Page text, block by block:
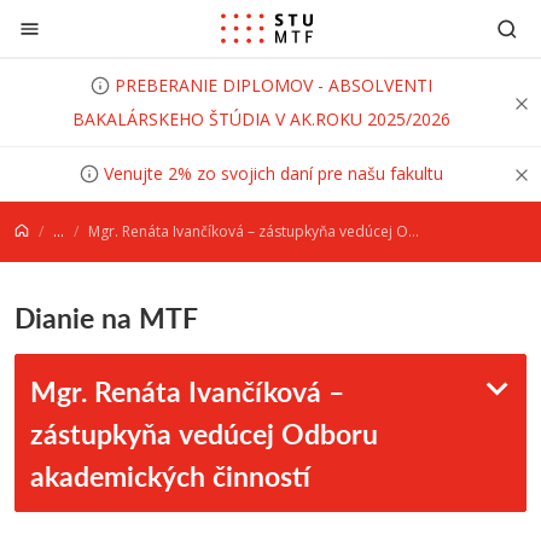
Prejsť na obsah
PREBERANIE DIPLOMOV - ABSOLVENTI
BAKALÁRSKEHO ŠTÚDIA V AK.ROKU 2025/2026
Venujte 2% zo svojich daní pre našu fakultu
... Mgr. Renáta Ivančíková – zástupkyňa vedúcej Odboru akademických činností
Dianie na MTF
Mgr. Renáta Ivančíková –
zástupkyňa vedúcej Odboru
akademických činností